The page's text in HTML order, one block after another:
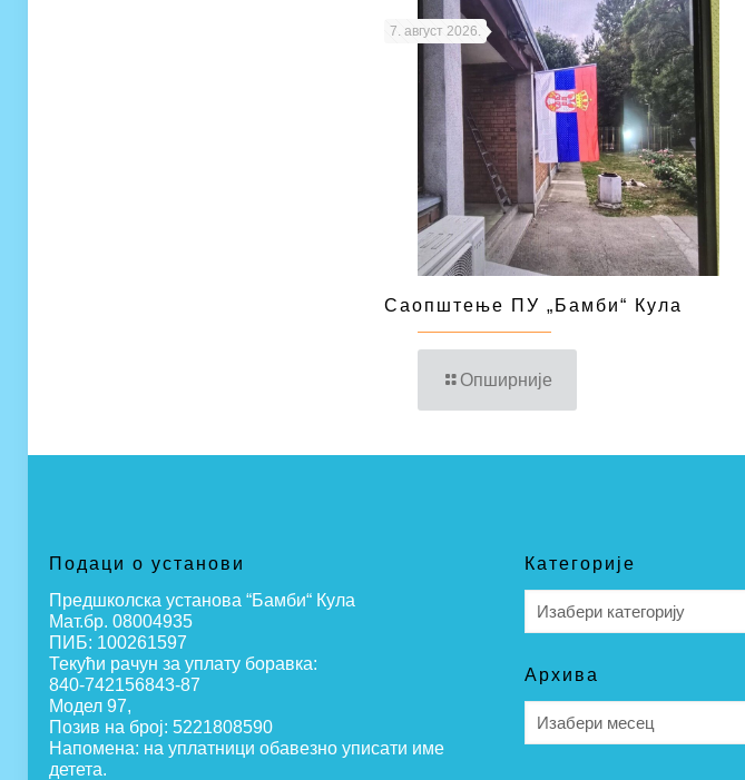
7. август 2026.
Саопштење ПУ „Бамби“ Кула
Опширније
Подаци о установи
Предшколска установа “Бамби“ Кула
Мат.бр. 08004935
ПИБ: 100261597
Текући рачун за уплату боравка:
840-742156843-87
Модел 97,
Позив на број: 5221808590
Напомена: на уплатници обавезно уписати име
детета.
Категорије
Архива